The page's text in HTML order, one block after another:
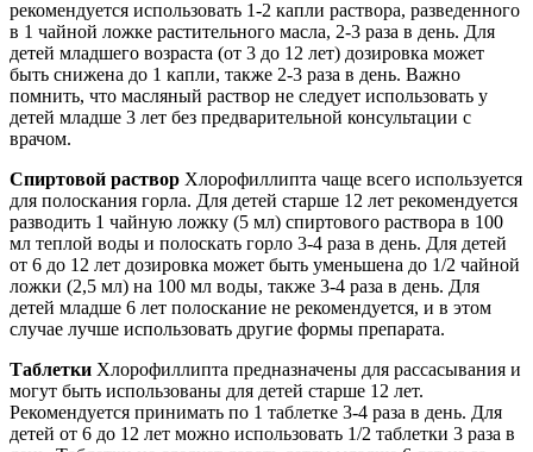
рекомендуется использовать 1-2 капли раствора, разведенного
в 1 чайной ложке растительного масла, 2-3 раза в день. Для
детей младшего возраста (от 3 до 12 лет) дозировка может
быть снижена до 1 капли, также 2-3 раза в день. Важно
помнить, что масляный раствор не следует использовать у
детей младше 3 лет без предварительной консультации с
врачом.
Спиртовой раствор Хлорофиллипта чаще всего используется
для полоскания горла. Для детей старше 12 лет рекомендуется
разводить 1 чайную ложку (5 мл) спиртового раствора в 100
мл теплой воды и полоскать горло 3-4 раза в день. Для детей
от 6 до 12 лет дозировка может быть уменьшена до 1/2 чайной
ложки (2,5 мл) на 100 мл воды, также 3-4 раза в день. Для
детей младше 6 лет полоскание не рекомендуется, и в этом
случае лучше использовать другие формы препарата.
Таблетки Хлорофиллипта предназначены для рассасывания и
могут быть использованы для детей старше 12 лет.
Рекомендуется принимать по 1 таблетке 3-4 раза в день. Для
детей от 6 до 12 лет можно использовать 1/2 таблетки 3 раза в